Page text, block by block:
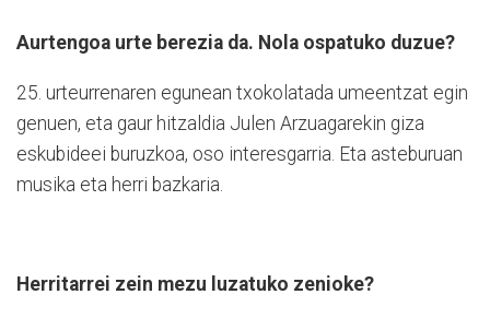
Aurtengoa urte berezia da. Nola ospatuko duzue?
25. urteurrenaren egunean txokolatada umeentzat egin
genuen, eta gaur hitzaldia Julen Arzuagarekin giza
eskubideei buruzkoa, oso interesgarria. Eta asteburuan
musika eta herri bazkaria.
Herritarrei zein mezu luzatuko zenioke?